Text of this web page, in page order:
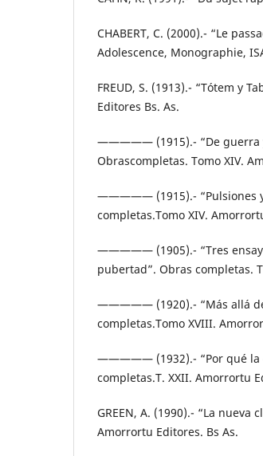
CHABERT, C. (2000).- “Le
Adolescence, Monographie,
FREUD, S. (1913).- “Tótem y
Editores Bs. As.
————— (1915).- “De guerra
Obrascompletas. Tomo XIV.
————— (1915).- “Pulsiones y
completas.Tomo XIV.
————— (1905).- “Tres
pubertad”. Obras completas.
————— (1920).- “Más allá
completas.Tomo XVIII.
————— (1932).- “Por qué la
completas.T. XXII. Amorrortu
GREEN, A. (1990).- “La
Amorrortu Editores. Bs As.